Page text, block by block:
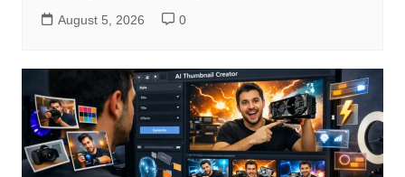
August 5, 2026 0